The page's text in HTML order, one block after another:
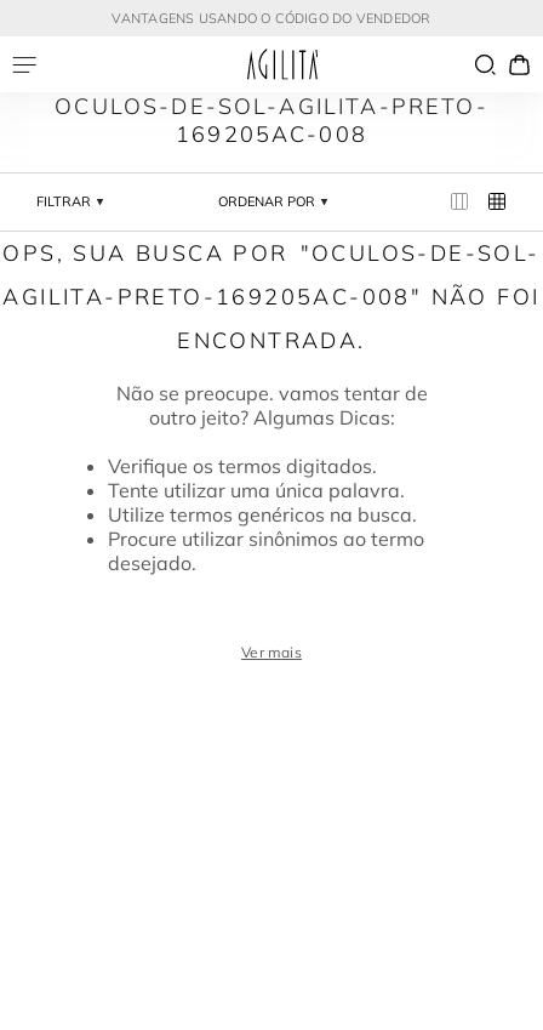
VANTAGENS USANDO O CÓDIGO DO VENDEDOR
OCULOS-DE-SOL-AGILITA-PRETO-
169205AC-008
FILTRAR ORDENAR POR
OCULOS-DE-SOL-
AGILITA-PRETO-169205AC-008
Verifique os termos digitados.
Tente utilizar uma única palavra.
Utilize termos genéricos na busca.
Procure utilizar sinônimos ao termo
desejado.
Ver mais